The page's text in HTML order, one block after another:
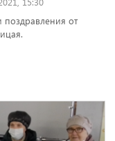
поздравления от